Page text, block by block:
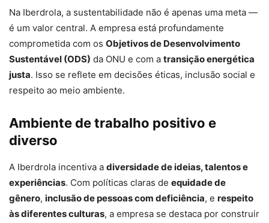
Na Iberdrola, a sustentabilidade não é apenas uma meta —
é um valor central. A empresa está profundamente
comprometida com os Objetivos de Desenvolvimento
Sustentável (ODS) da ONU e com a transição energética
justa. Isso se reflete em decisões éticas, inclusão social e
respeito ao meio ambiente.
Ambiente de trabalho positivo e
diverso
A Iberdrola incentiva a diversidade de ideias, talentos e
experiências. Com políticas claras de equidade de
gênero, inclusão de pessoas com deficiência, e respeito
às diferentes culturas, a empresa se destaca por construir